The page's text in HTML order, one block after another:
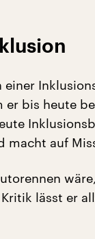
er bis heute
macht auf
lässt er